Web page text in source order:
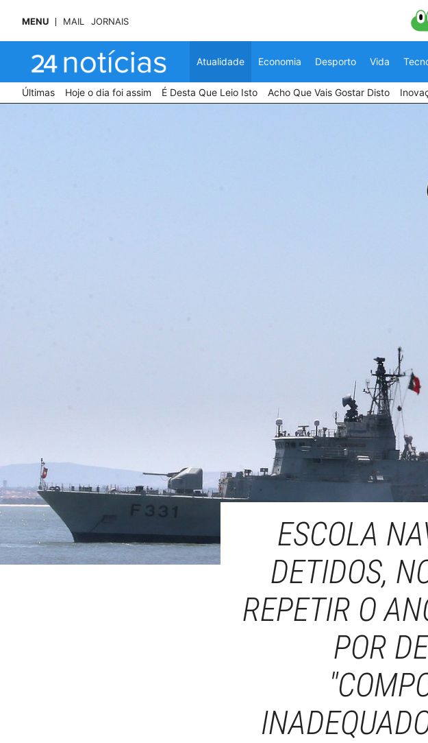
MENU MAIL JORNAIS
Atualidade Economia Desporto Vida
Últimas Hoje o dia foi assim É Desta Que Leio Isto Acho Que Vais Gostar Disto
ESCOLA
DETIDOS,
REPETIR O
POR